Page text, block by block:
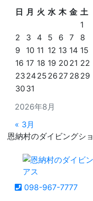
2026年8月
日 月 火 水 木 金 土
1
2
3 4 5 6 7
8
9
10 11 12 13 14 15
16 17 18 19 20 21 22
23 2425 26 27 28 29
30 31
« 3月
恩納村のダイビングシ
098-967-7777